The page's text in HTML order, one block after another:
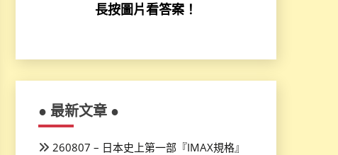
長按圖片看答案！
● 最新文章 ●
260807 – 日本史上第一部『IMAX規格』